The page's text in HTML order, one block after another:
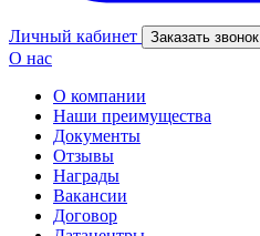
Личный кабинет Заказать звонок
О нас
О компании
Наши преимущества
Документы
Отзывы
Награды
Вакансии
Договор